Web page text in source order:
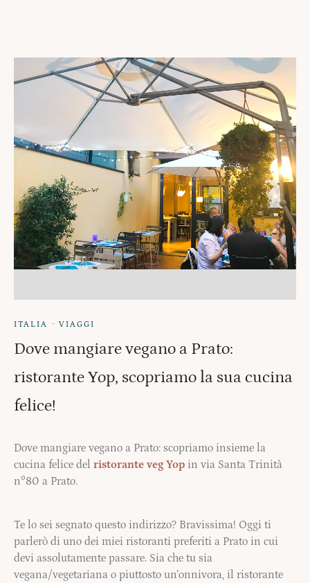
ITALIA · VIAGGI
Dove mangiare vegano a Prato:
ristorante Yop, scopriamo la sua cucina
felice!
Dove mangiare vegano a Prato: scopriamo insieme la
cucina felice del ristorante veg Yop in via Santa Trinità
n°80 a Prato.
Te lo sei segnato questo indirizzo? Bravissima! Oggi ti
parlerò di uno dei miei ristoranti preferiti a Prato in cui
devi assolutamente passare. Sia che tu sia
vegana/vegetariana o piuttosto un’onnivora, il ristorante